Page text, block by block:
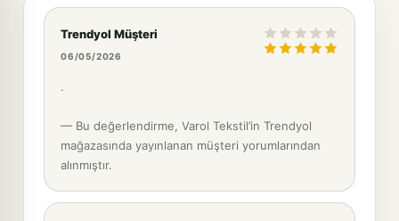
Trendyol Müşteri
06/05/2026
.
— Bu değerlendirme, Varol Tekstil’in Trendyol
mağazasında yayınlanan müşteri yorumlarından
alınmıştır.